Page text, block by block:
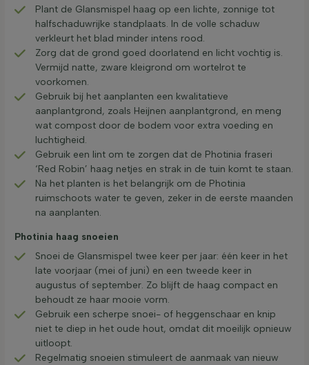
Plant de Glansmispel haag op een lichte, zonnige tot
halfschaduwrijke standplaats. In de volle schaduw
verkleurt het blad minder intens rood.
Zorg dat de grond goed doorlatend en licht vochtig is.
Vermijd natte, zware kleigrond om wortelrot te
voorkomen.
Gebruik bij het aanplanten een kwalitatieve
aanplantgrond, zoals Heijnen aanplantgrond, en meng
wat compost door de bodem voor extra voeding en
luchtigheid.
Gebruik een lint om te zorgen dat de Photinia fraseri
‘Red Robin’ haag netjes en strak in de tuin komt te staan.
Na het planten is het belangrijk om de Photinia
ruimschoots water te geven, zeker in de eerste maanden
na aanplanten.
Photinia haag snoeien
Snoei de Glansmispel twee keer per jaar: één keer in het
late voorjaar (mei of juni) en een tweede keer in
augustus of september. Zo blijft de haag compact en
behoudt ze haar mooie vorm.
Gebruik een scherpe snoei- of heggenschaar en knip
niet te diep in het oude hout, omdat dit moeilijk opnieuw
uitloopt.
Regelmatig snoeien stimuleert de aanmaak van nieuw